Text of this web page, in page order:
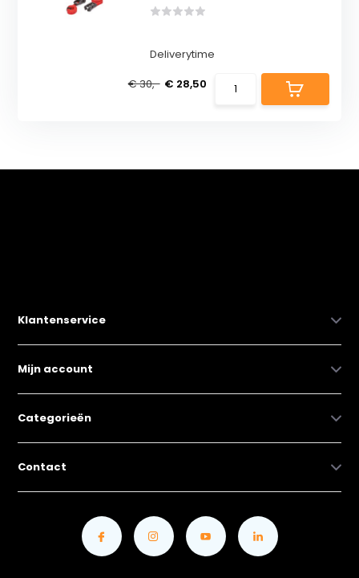
Deliverytime
€ 30,- € 28,50
Klantenservice
Mijn account
Categorieën
Contact